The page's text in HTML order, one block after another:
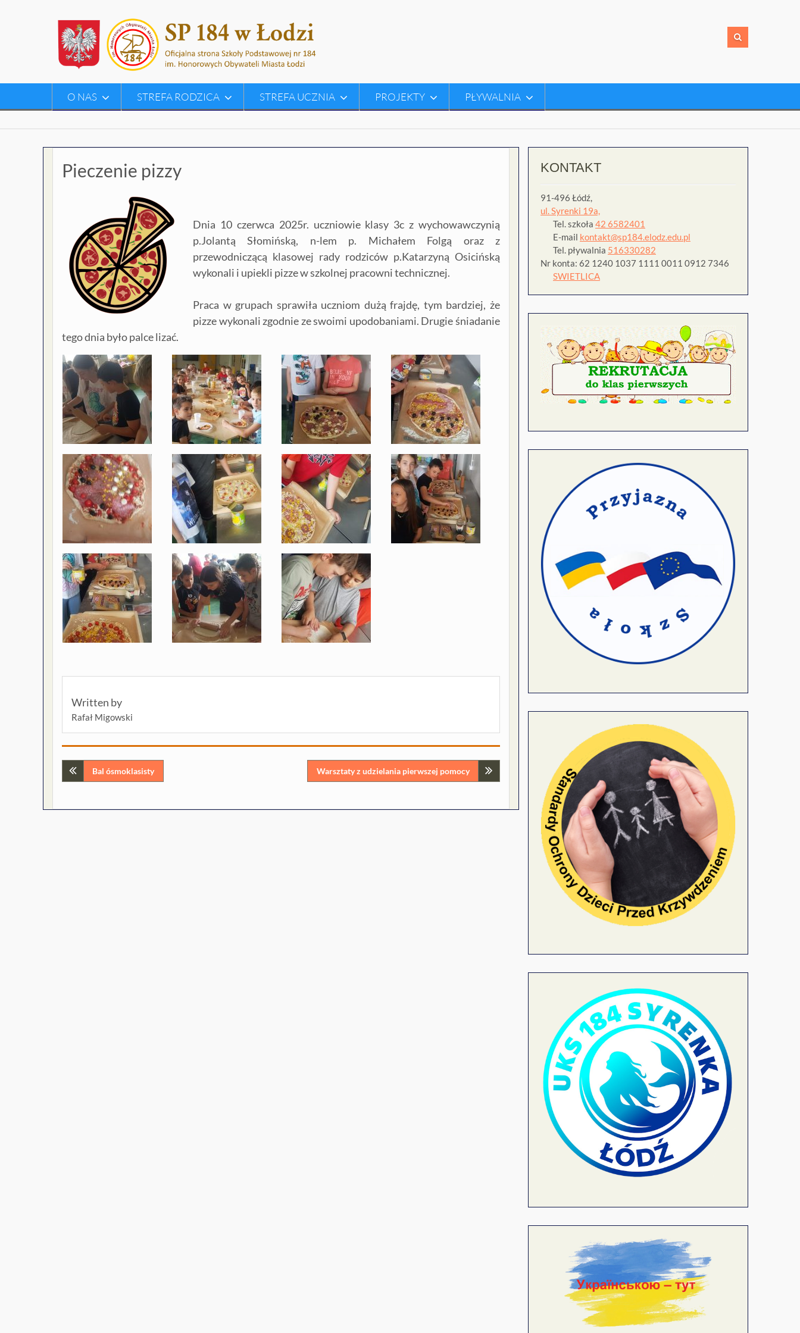
O NAS STREFA RODZICA STREFA UCZNIA PROJEKTY PŁYWALNIA
Pieczenie pizzy
Dnia 10 czerwca 2025r. uczniowie klasy 3c z wychowawczynią
p.Jolantą Słomińską, n-lem p. Michałem Folgą oraz z
przewodniczącą klasowej rady rodziców p.Katarzyną Osicińską
wykonali i upiekli pizze w szkolnej pracowni technicznej.
Praca w grupach sprawiła uczniom dużą frajdę, tym bardziej, że
pizze wykonali zgodnie ze swoimi upodobaniami. Drugie śniadanie
tego dnia było palce lizać.
Written by
Rafał Migowski
Nawigacja
Bal ósmoklasisty Warsztaty z udzielania pierwszej pomocy
KONTAKT
91-496 Łódź,
ul. Syrenki 19a,
Tel. szkoła 42 6582401
E-mail kontakt@sp184.elodz.edu.pl
Tel. pływalnia 516330282
Nr konta: 62 1240 1037 1111 0011 0912 7346
SWIETLICA